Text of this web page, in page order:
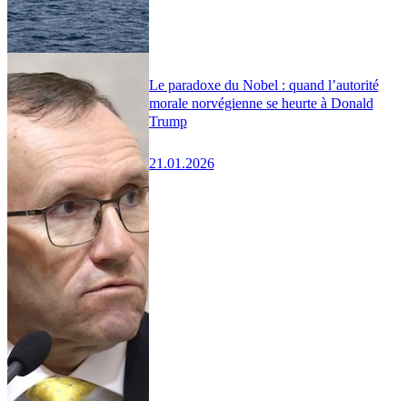
Le paradoxe du Nobel : quand l’autorité
morale norvégienne se heurte à Donald
Trump
21.01.2026